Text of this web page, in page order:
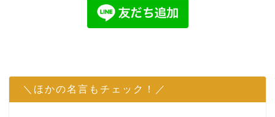
＼ほかの名言もチェック！／